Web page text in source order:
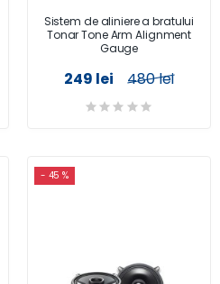
Sistem de aliniere a bratului
Tonar Tone Arm Alignment
Gauge
249 lei 480 lei
- 45 %